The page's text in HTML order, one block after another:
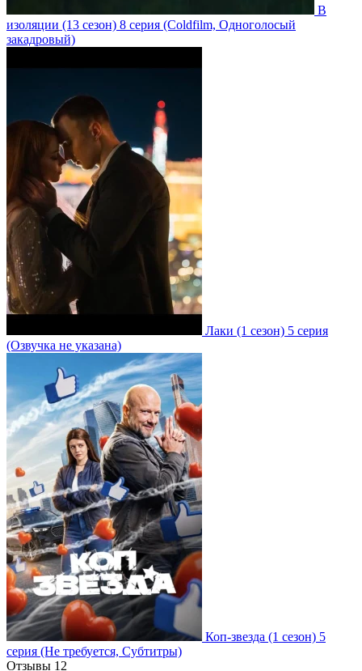
В
изоляции (13 сезон) 8 серия (Coldfilm, Одноголосый
закадровый)
Лаки (1 сезон) 5 серия
(Озвучка не указана)
Коп-звезда (1 сезон) 5
серия (Не требуется, Субтитры)
Отзывы 12